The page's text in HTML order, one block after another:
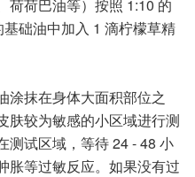
荷荷巴油等）按照 1:10 的
础油中加入 1 滴柠檬草精
涂抹在身体大面积部位之
肤较为敏感的小区域进行测
测试区域，等待 24 - 48 小
胀等过敏反应。如果没有过